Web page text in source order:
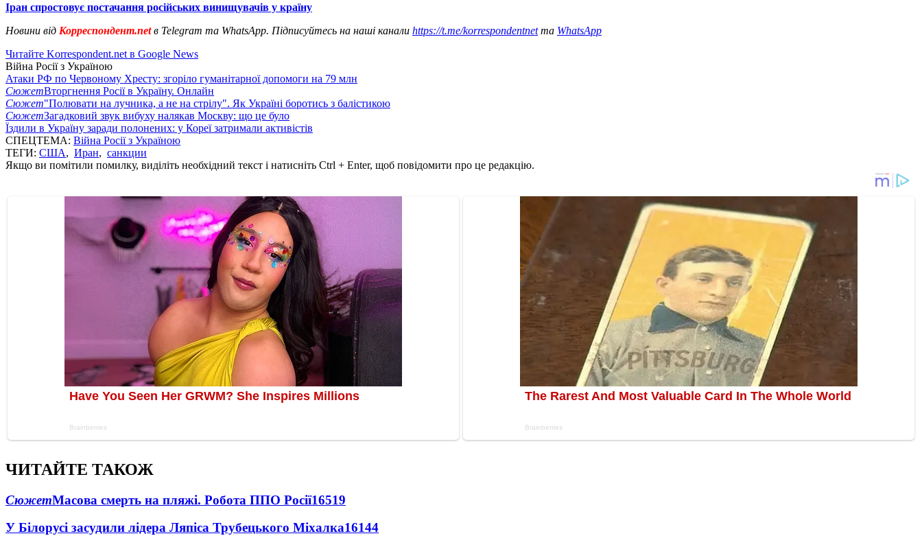
Іран спростовує постачання російських винищувачів у країну
Новини від Корреспондент.netв Telegram та WhatsApp. Підписуйтесь на наші канали https://t.me/korrespondentnetта WhatsApp
Читайте Korrespondent.net в Google News
Війна Росії з Україною
Атаки РФ по Червоному Хресту: згоріло гуманітарної допомоги на 79 млн
СюжетВторгнення Росії в Україну. Онлайн
Сюжет"Полювати на лучника, а не на стрілу". Як Україні боротись з балістикою
СюжетЗагадковий звук вибуху налякав Москву: що це було
Їздили в Україну заради полонених: у Кореї затримали активістів
СПЕЦТЕМА: Війна Росії з Україною
ТЕГИ: США, Иран, санкции
Якщо ви помітили помилку, виділіть необхідний текст і натисніть Ctrl + Enter, щоб повідомити про це редакцію.
ЧИТАЙТЕ ТАКОЖ
СюжетМасова смерть на пляжі. Робота ППО Росії16519
У Білорусі засудили лідера Ляпіса Трубецького Міхалка16144